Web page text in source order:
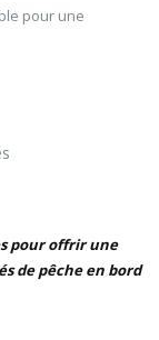
pour une
pour offrir une
de pêche en bord